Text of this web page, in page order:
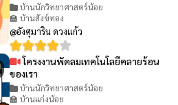
บ้านนักวิทยาศาสตร์น้อย
🏫 บ้านสังข์ทอง
@อังศุมาริน ดวงแก้ว
โครงงานพัดลมเทคโนโลยีคลายร้อน
ของเรา
บ้านนักวิทยาศาสตร์น้อย
🏫 บ้านแก่งน้อย